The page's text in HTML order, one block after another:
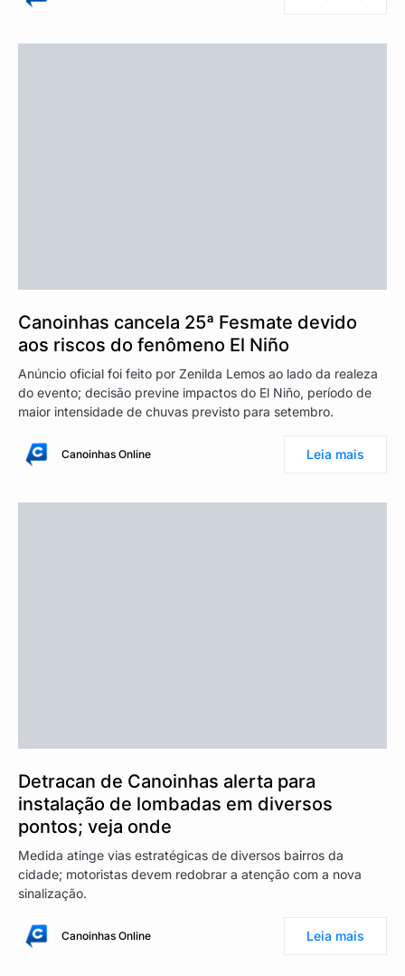
Canoinhas cancela 25ª Fesmate devido
aos riscos do fenômeno El Niño
Anúncio oficial foi feito por Zenilda Lemos ao lado da realeza
do evento; decisão previne impactos do El Niño, período de
maior intensidade de chuvas previsto para setembro.
Canoinhas Online Leia mais
Detracan de Canoinhas alerta para
instalação de lombadas em diversos
pontos; veja onde
Medida atinge vias estratégicas de diversos bairros da
cidade; motoristas devem redobrar a atenção com a nova
sinalização.
Canoinhas Online Leia mais